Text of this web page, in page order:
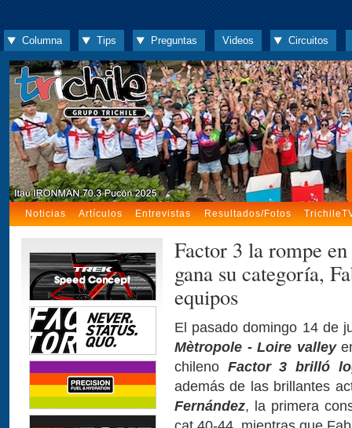
Columna Tips Preguntas Videos Circuitos
Noticias Artículos Entrevistas Resultados/Fotos
Factor 3 la rompe
gana su categoría,
equipos
El pasado domingo 14 de
Mètropole - Loire valley
chileno Factor 3 brilló
además de las brillantes
Fernández, la primera